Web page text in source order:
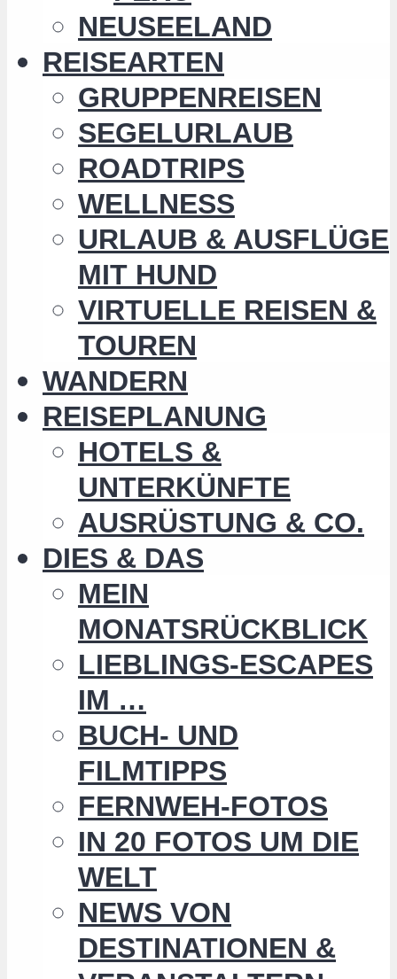
NEUSEELAND
REISEARTEN
GRUPPENREISEN
SEGELURLAUB
ROADTRIPS
WELLNESS
URLAUB & AUSFLÜGE
MIT HUND
VIRTUELLE REISEN &
TOUREN
WANDERN
REISEPLANUNG
HOTELS &
UNTERKÜNFTE
AUSRÜSTUNG & CO.
DIES & DAS
MEIN
MONATSRÜCKBLICK
LIEBLINGS-ESCAPES
IM …
BUCH- UND
FILMTIPPS
FERNWEH-FOTOS
IN 20 FOTOS UM DIE
WELT
NEWS VON
DESTINATIONEN &